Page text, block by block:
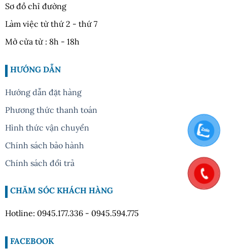
Sơ đồ chỉ đường
Làm việc từ thứ 2 - thứ 7
Mở cửa từ : 8h - 18h
HƯỚNG DẪN
Hướng dẫn đặt hàng
Phương thức thanh toán
Hình thức vận chuyển
Chính sách bảo hành
Chính sách đổi trả
CHĂM SÓC KHÁCH HÀNG
Hotline: 0945.177.336 - 0945.594.775
FACEBOOK